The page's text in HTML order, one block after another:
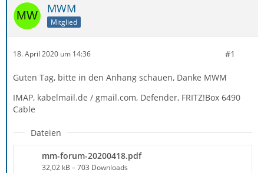
MWM
Mitglied
18. April 2020 um 14:36 #1
Guten Tag, bitte in den Anhang schauen, Danke MWM
IMAP, kabelmail.de / gmail.com, Defender, FRITZ!Box 6490
Cable
Dateien
mm-forum-20200418.pdf
32,02 kB – 703 Downloads